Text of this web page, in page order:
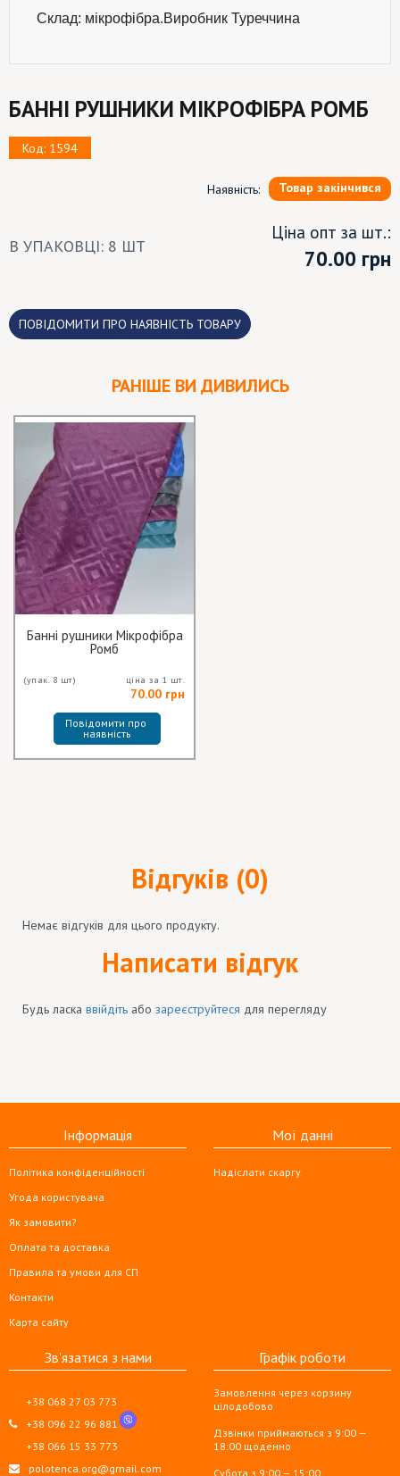
Склад: мікрофібра.Виробник Туреччина
БАННІ РУШНИКИ МІКРОФІБРА РОМБ
Код: 1594
Наявність: Товар закінчився
В УПАКОВЦІ: 8 ШТ
Ціна опт за шт.:
70.00 грн
ПОВІДОМИТИ ПРО НАЯВНІСТЬ ТОВАРУ
РАНІШЕ ВИ ДИВИЛИСЬ
Банні рушники Мікрофібра
Ромб
(упак. 8 шт) ціна за 1 шт.
70.00 грн
Повідомити про
наявність
Відгуків (0)
Немає відгуків для цього продукту.
Написати відгук
Будь ласка ввійдіть або зареєструйтеся для перегляду
Інформація
Політика конфіденційності
Угода користувача
Як замовити?
Оплата та доставка
Правила та умови для СП
Контакти
Карта сайту
Мої данні
Надіслати скаргу
Зв'язатися з нами
+38 068 27 03 773
+38 096 22 96 881
+38 066 15 33 773
polotenca.org@gmail.com
Графік роботи
Замовлення через корзину
цілодобово
Дзвінки приймаються з 9:00 —
18:00 щоденно
Субота з 9:00 — 15:00